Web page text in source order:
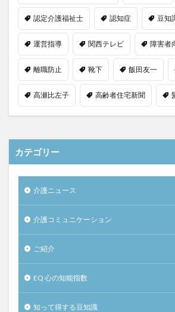
認定介護福祉士 認知症 豆知
運営指導 関西テレビ 障害者
離職防止 靴下 飯田友一
高瀬比左子 高齢者住宅新聞
カテゴリー
介護ニュース
介護コミュニケーション
ご紹介
EQ 心の知能指数
知って得する豆知識